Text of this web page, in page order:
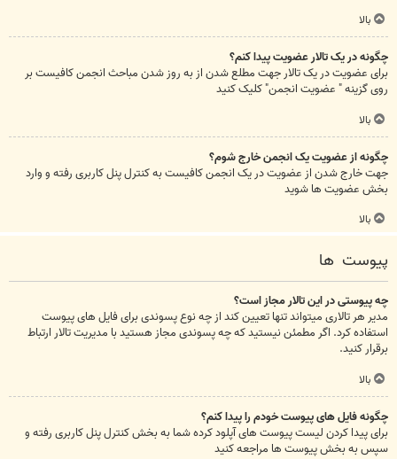
بالا
چگونه در یک تالار عضویت پیدا کنم؟
برای عضویت در یک تالار جهت مطلع شدن از به روز شدن مباحث انجمن کافیست بر
روی گزینه " عضویت انجمن" کلیک کنید
بالا
چگونه از عضویت یک انجمن خارج شوم؟
جهت خارج شدن از عضویت در یک انجمن کافیست به کنترل پنل کاربری رفته و وارد
بخش عضویت ها شوید
بالا
پیوست ها
چه پیوستی در این تالار مجاز است؟
مدیر هر تالاری میتواند تنها تعیین کند از چه نوع پسوندی برای فایل های پیوست
استفاده کرد. اگر مطمئن نیستید که چه پسوندی مجاز هستید با مدیریت تالار ارتباط
برقرار کنید.
بالا
چگونه فایل های پیوست خودم را پیدا کنم؟
برای پیدا کردن لیست پیوست های آپلود کرده شما به بخش کنترل پنل کاربری رفته و
سپس به بخش پیوست ها مراجعه کنید